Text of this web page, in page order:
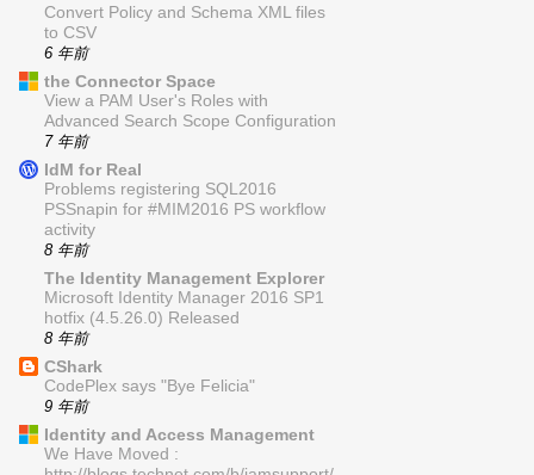
Convert Policy and Schema XML files
to CSV
6 年前
the Connector Space
View a PAM User's Roles with
Advanced Search Scope Configuration
7 年前
IdM for Real
Problems registering SQL2016
PSSnapin for #MIM2016 PS workflow
activity
8 年前
The Identity Management Explorer
Microsoft Identity Manager 2016 SP1
hotfix (4.5.26.0) Released
8 年前
CShark
CodePlex says "Bye Felicia"
9 年前
Identity and Access Management
We Have Moved :